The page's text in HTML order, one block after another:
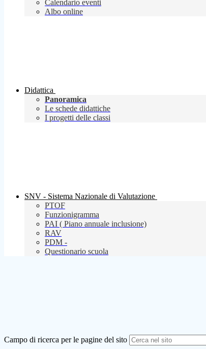
Calendario eventi
Albo online
Didattica
Panoramica
Le schede didattiche
I progetti delle classi
SNV - Sistema Nazionale di Valutazione
PTOF
Funzionigramma
PAI ( Piano annuale inclusione)
RAV
PDM -
Questionario scuola
Campo di ricerca per le pagine del sito